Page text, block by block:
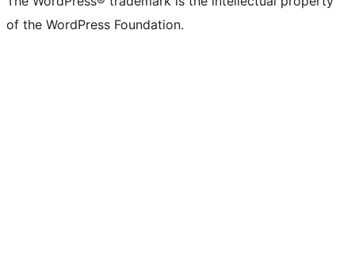
of the WordPress Foundation.